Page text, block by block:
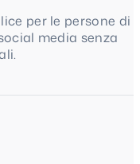
per le persone di
media senza